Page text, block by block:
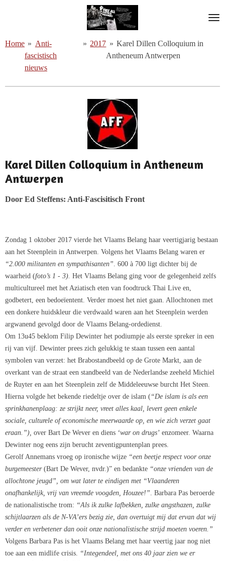
de
hoofdinhoud
Home » Anti-
fascistisch
nieuws
» 2017 » Karel Dillen Colloquium in
Antheneum Antwerpen
Karel Dillen Colloquium in Antheneum
Antwerpen
Door Ed Steffens: Anti-Fascisitisch Front
Zondag 1 oktober 2017 vierde het Vlaams Belang haar veertigjarig bestaan
aan het Steenplein in Antwerpen. Volgens het Vlaams Belang waren er
“2.000 militanten en sympathisanten”. 600 à 700 ligt dichter bij de
waarheid (foto’s 1 - 3). Het Vlaams Belang ging voor de gelegenheid zelfs
multicultureel met het Aziatisch eten van foodtruck Thai Live en,
godbetert, een bedoeïentent. Verder moest het niet gaan. Allochtonen met
een donkere huidskleur die verdwaald waren aan het Steenplein werden
argwanend gevolgd door de Vlaams Belang-ordedienst.
Om 13u45 beklom Filip Dewinter het podiumpje als eerste spreker in een
rij van vijf. Dewinter prees zich gelukkig te staan tussen een aantal
symbolen van verzet: het Brabostandbeeld op de Grote Markt, aan de
overkant van de straat een standbeeld van de Nederlandse zeeheld Michiel
de Ruyter en aan het Steenplein zelf de Middeleeuwse burcht Het Steen.
Hierna volgde het bekende riedeltje over de islam (“De islam is als een
sprinkhanenplaag: ze strijkt neer, vreet alles kaal, levert geen enkele
sociale, culturele of economische meerwaarde op, en wie zich verzet gaat
eraan.”), over Bart De Wever en diens ‘war on drugs’ enzomeer. Waarna
Dewinter nog eens zijn berucht zeventigpuntenplan prees.
Gerolf Annemans vroeg op ironische wijze “een beetje respect voor onze
burgemeester(Bart De Wever, nvdr.)” en bedankte “onze vrienden van de
allochtone jeugd”, om wat later te eindigen met “Vlaanderen
onafhankelijk, vrij van vreemde voogden, Houzee!”. Barbara Pas beroerde
de nationalistische trom: “Als ik zulke lafbekken, zulke angsthazen, zulke
schijtlaarzen als de N-VA’ers bezig zie, dan overtuigt mij dat ervan dat wij
verder en verbetener dan ooit onze nationalistische strijd moeten voeren.”
Volgens Barbara Pas is het Vlaams Belang met haar veertig jaar nog niet
toe aan een midlife crisis. “Integendeel, met ons 40 jaar zien we er